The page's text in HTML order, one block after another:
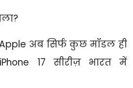
अब सिर्फ कुछ मॉडल ही
17 सीरीज़ भारत में